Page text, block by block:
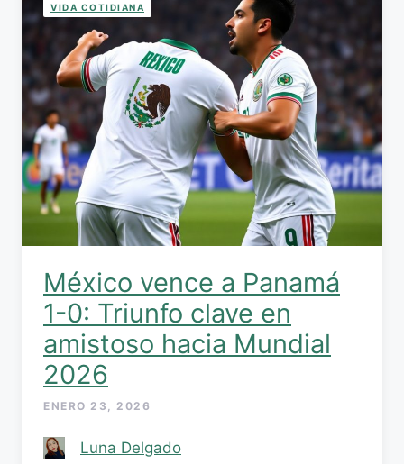
VIDA COTIDIANA
México vence a Panamá
1-0: Triunfo clave en
amistoso hacia Mundial
2026
ENERO 23, 2026
Luna Delgado